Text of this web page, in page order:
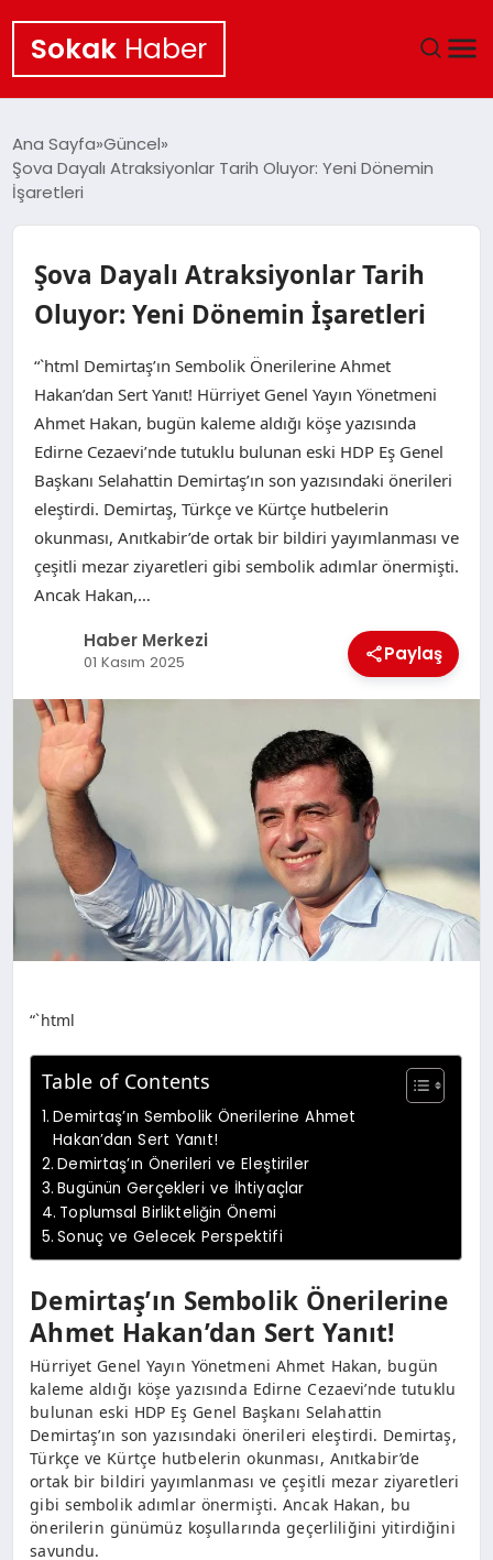
Sokak Haber
EKONOMI
GÜNCEL
KÜLTÜR SANAT
Ana Sayfa Güncel
Şova Dayalı Atraksiyonlar Tarih Oluyor: Yeni Dönemin
İşaretleri
Şova Dayalı Atraksiyonlar Tarih
Oluyor: Yeni Dönemin İşaretleri
“`html Demirtaş’ın Sembolik Önerilerine Ahmet
Hakan’dan Sert Yanıt! Hürriyet Genel Yayın Yönetmeni
Ahmet Hakan, bugün kaleme aldığı köşe yazısında
Edirne Cezaevi’nde tutuklu bulunan eski HDP Eş Genel
Başkanı Selahattin Demirtaş’ın son yazısındaki önerileri
eleştirdi. Demirtaş, Türkçe ve Kürtçe hutbelerin
okunması, Anıtkabir’de ortak bir bildiri yayımlanması ve
çeşitli mezar ziyaretleri gibi sembolik adımlar önermişti.
Ancak Hakan,…
Haber Merkezi
01 Kasım 2025 Paylaş
“`html
Table of Contents
Demirtaş’ın Sembolik Önerilerine Ahmet
Hakan’dan Sert Yanıt!
Demirtaş’ın Önerileri ve Eleştiriler
Bugünün Gerçekleri ve İhtiyaçlar
Toplumsal Birlikteliğin Önemi
Sonuç ve Gelecek Perspektifi
Demirtaş’ın Sembolik Önerilerine
Ahmet Hakan’dan Sert Yanıt!
Hürriyet Genel Yayın Yönetmeni Ahmet Hakan, bugün
kaleme aldığı köşe yazısında Edirne Cezaevi’nde tutuklu
bulunan eski HDP Eş Genel Başkanı Selahattin
Demirtaş’ın son yazısındaki önerileri eleştirdi. Demirtaş,
Türkçe ve Kürtçe hutbelerin okunması, Anıtkabir’de
ortak bir bildiri yayımlanması ve çeşitli mezar ziyaretleri
gibi sembolik adımlar önermişti. Ancak Hakan, bu
önerilerin günümüz koşullarında geçerliliğini yitirdiğini
savundu.